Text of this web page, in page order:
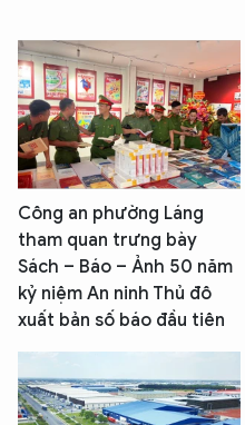
Công an phường Láng
tham quan trưng bày
Sách – Báo – Ảnh 50 năm
kỷ niệm An ninh Thủ đô
xuất bản số báo đầu tiên